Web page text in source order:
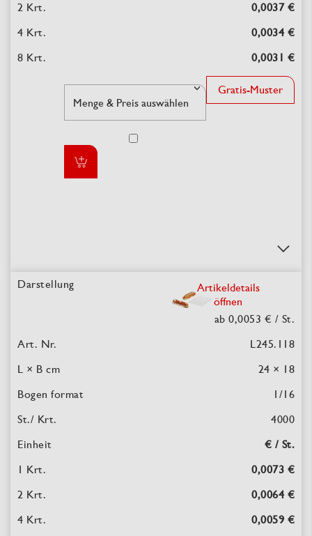
0,0037 €
0,0034 €
0,0031 €
Gratis-Muster
Artikeldetails
öffnen
ab 0,0053 € / St.
L245.118
24 × 18
1/16
4000
€ / St.
0,0073 €
0,0064 €
0,0059 €